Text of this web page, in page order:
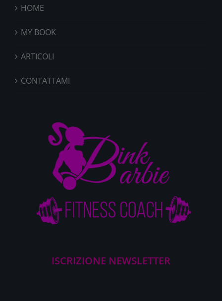
HOME
MY BOOK
ARTICOLI
CONTATTAMI
ISCRIZIONE NEWSLETTER